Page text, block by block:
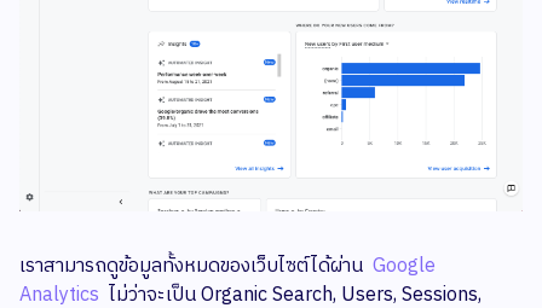
เราสามารถดูข้อมูลทั้งหมดของเว็บไซต์ได้ผ่าน Google
Analytics ไม่ว่าจะเป็น Organic Search, Users, Sessions,